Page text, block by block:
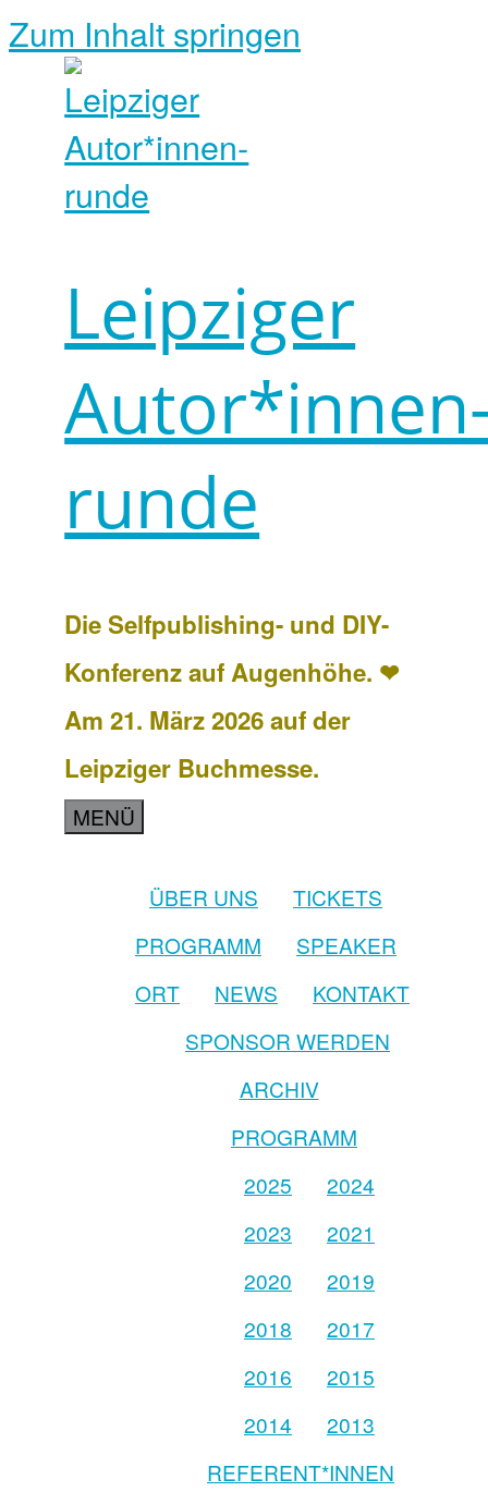
Zum Inhalt springen
Leipziger
runde
Die Selfpublishing- und DIY-
Konferenz auf Augenhöhe. ❤
Am 21. März 2026 auf der
Leipziger Buchmesse.
MENÜ
ÜBER UNS
TICKETS
PROGRAMM
SPEAKER
ORT
NEWS
KONTAKT
SPONSOR WERDEN
ARCHIV
PROGRAMM
2025
2024
2023
2021
2020
2019
2018
2017
2016
2015
2014
2013
REFERENT*INNEN